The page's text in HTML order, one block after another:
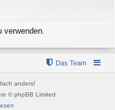
verwenden.
Das Team
anders!
© phpBB Limited